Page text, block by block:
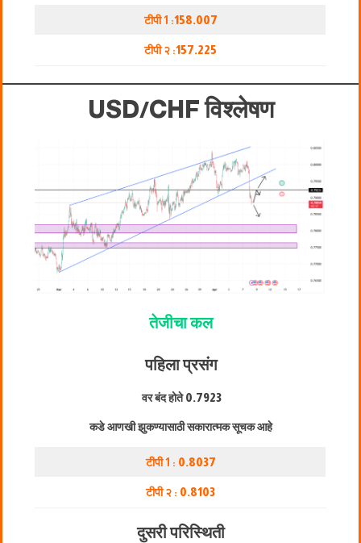
टीपी 1 :158.007
टीपी २ :157.225
USD/CHF विश्लेषण
तेजीचा कल
पहिला प्रसंग
वर बंद होते0.7923
कडे आणखी झुकण्यासाठी सकारात्मक सूचक आहे
टीपी 1 : 0.8037
टीपी २ : 0.8103
दुसरी परिस्थिती